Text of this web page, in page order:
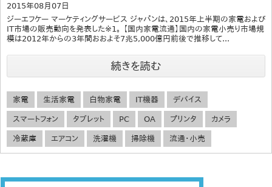
2015年08月07日
ジーエフケー マーケティングサービス ジャパンは、2015年上半期の家電および
IT市場の販売動向を発表した※1。 【国内家電流通】国内の家電小売り市場規
模は2012年からの3年間おおよそ7兆5,000億円前後で推移して...
続きを読む
家電 生活家電 白物家電 IT機器 デバイス
スマートフォン タブレット PC OA プリンタ カメラ
冷蔵庫 エアコン 洗濯機 掃除機 流通・小売